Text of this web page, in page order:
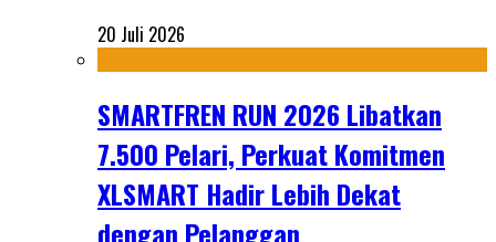
20 Juli 2026
SMARTFREN RUN 2026 Libatkan
7.500 Pelari, Perkuat Komitmen
XLSMART Hadir Lebih Dekat
dengan Pelanggan